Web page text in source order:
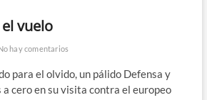
vuelo
hay comentarios
para el olvido, un pálido Defensa y
cero en su visita contra el europeo